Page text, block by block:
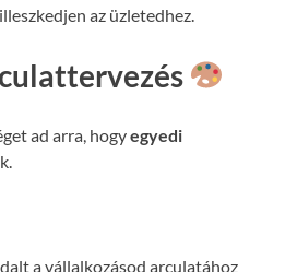
az üzletedhez.
ad arra, hogyegyedi
a vállalkozásod arculatához